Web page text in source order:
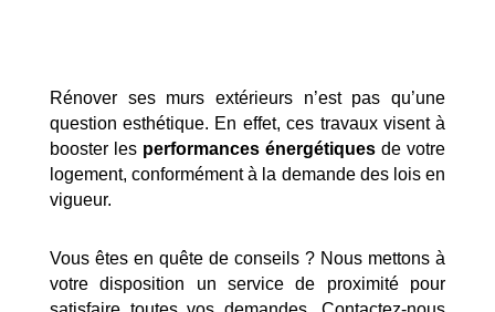
Rénover ses murs extérieurs n’est pas qu’une
question esthétique. En effet, ces travaux visent à
booster les performances énergétiques de votre
logement, conformément à la demande des lois en
vigueur.
Vous êtes en quête de conseils ? Nous mettons à
votre disposition un service de proximité pour